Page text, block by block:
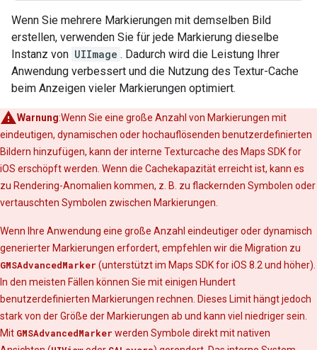
Wenn Sie mehrere Markierungen mit demselben Bild
erstellen, verwenden Sie für jede Markierung dieselbe
Instanz von UIImage . Dadurch wird die Leistung Ihrer
Anwendung verbessert und die Nutzung des Textur-Cache
beim Anzeigen vieler Markierungen optimiert.
Warnung:Wenn Sie eine große Anzahl von Markierungen mit
eindeutigen, dynamischen oder hochauflösenden benutzerdefinierten
Bildern hinzufügen, kann der interne Texturcache des Maps SDK for
iOS erschöpft werden. Wenn die Cachekapazität erreicht ist, kann es
zu Rendering-Anomalien kommen, z. B. zu flackernden Symbolen oder
vertauschten Symbolen zwischen Markierungen.
Wenn Ihre Anwendung eine große Anzahl eindeutiger oder dynamisch
generierter Markierungen erfordert, empfehlen wir die Migration zu
GMSAdvancedMarker (unterstützt im Maps SDK for iOS 8.2 und höher).
In den meisten Fällen können Sie mit einigen Hundert
benutzerdefinierten Markierungen rechnen. Dieses Limit hängt jedoch
stark von der Größe der Markierungen ab und kann viel niedriger sein.
Mit GMSAdvancedMarker werden Symbole direkt mit nativen